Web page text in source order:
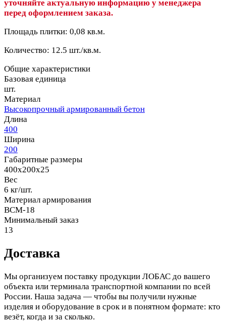
уточняйте актуальную информацию у менеджера
перед оформлением заказа.
Площадь плитки: 0,08 кв.м.
Количество: 12.5 шт./кв.м.
Общие характеристики
Базовая единица
шт.
Материал
Высокопрочный армированный бетон
Длина
400
Ширина
200
Габаритные размеры
400x200x25
Вес
6 кг/шт.
Материал армирования
ВСМ-18
Минимальный заказ
13
Доставка
Мы организуем поставку продукции ЛОБАС до вашего
объекта или терминала транспортной компании по всей
России. Наша задача — чтобы вы получили нужные
изделия и оборудование в срок и в понятном формате: кто
везёт, когда и за сколько.